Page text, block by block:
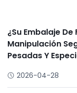
¿Su Embalaje
Manipulación
Pesadas Y
2026-04-28